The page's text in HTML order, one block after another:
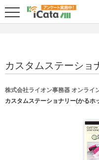
カスタムステーショ
株式会社ライオン事務器 オンライ
カスタムステーショナリー(かるホ